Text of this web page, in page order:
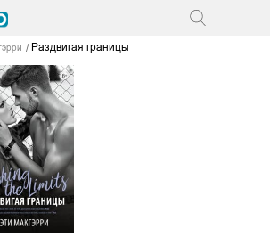
Раздвигая границы